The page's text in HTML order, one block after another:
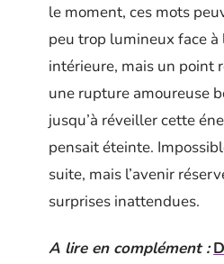
le moment, ces mots
peu trop lumineux face
intérieure, mais un point
une rupture amoureuse
jusqu’à réveiller cette
pensait éteinte.
suite, mais l’avenir
surprises inattendues.
A lire en complément :